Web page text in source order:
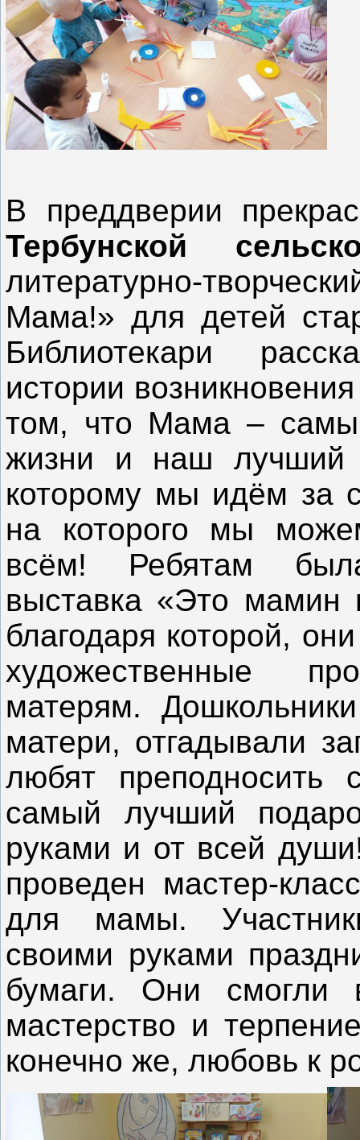
В преддверии
Тербунской
литературно-
Мама!» для детей
Библиотекари
истории
том, что Мама –
жизни и наш лучший
которому мы идём за
на которого мы
всём! Ребятам
выставка «Это мамин
благодаря которой,
художественные
матерям.
матери, отгадывали
любят
самый лучший
руками и от всей
проведен мастер-
для мамы.
своими руками
бумаги. Они смогли
мастерство и
конечно же, любовь к